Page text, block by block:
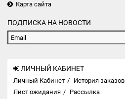
Карта сайта
ПОДПИСКА НА НОВОСТИ
ЛИЧНЫЙ КАБИНЕТ
Личный Кабинет История заказов
Лист ожидания
Рассылка